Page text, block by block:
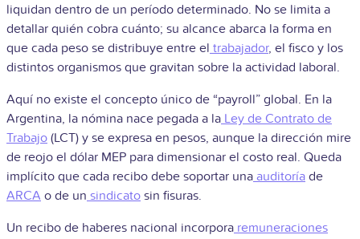
liquidan dentro de un período determinado. No se limita a
detallar quién cobra cuánto; su alcance abarca la forma en
que cada peso se distribuye entre el trabajador, el fisco y los
distintos organismos que gravitan sobre la actividad laboral.
Aquí no existe el concepto único de “payroll” global. En la
Argentina, la nómina nace pegada a la Ley de Contrato de
Trabajo (LCT) y se expresa en pesos, aunque la dirección mire
de reojo el dólar MEP para dimensionar el costo real. Queda
implícito que cada recibo debe soportar una auditoría de
ARCA o de un sindicato sin fisuras.
Un recibo de haberes nacional incorpora remuneraciones